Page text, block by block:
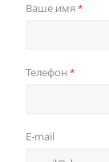
Ваше имя *
Телефон *
E-mail